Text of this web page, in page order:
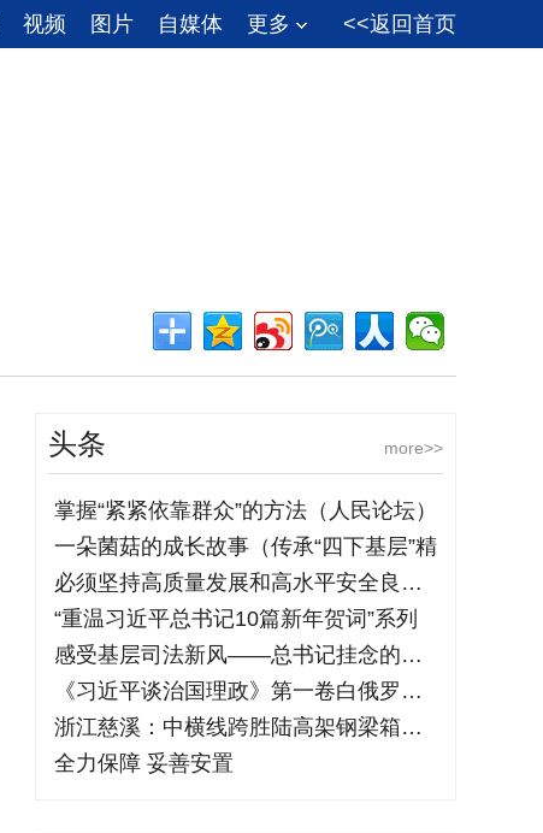
视频 图片 自媒体 更多 <<返回首页
more>>
头条
掌握“紧紧依靠群众”的方法（人民论坛）
一朵菌菇的成长故事（传承“四下基层”精
必须坚持高质量发展和高水平安全良性互动
“重温习近平总书记10篇新年贺词”系列
感受基层司法新风——总书记挂念的百姓身
《习近平谈治国理政》第一卷白俄罗斯文版
浙江慈溪：中横线跨胜陆高架钢梁箱架设顺
全力保障 妥善安置